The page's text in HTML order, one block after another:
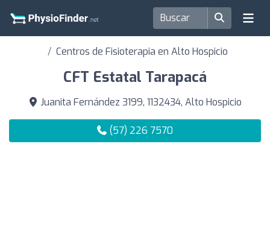
Centros de Fisioterapia en Alto Hospicio
CFT Estatal Tarapacá
Juanita Fernández 3199, 1132434, Alto Hospicio
(57) 226 7570